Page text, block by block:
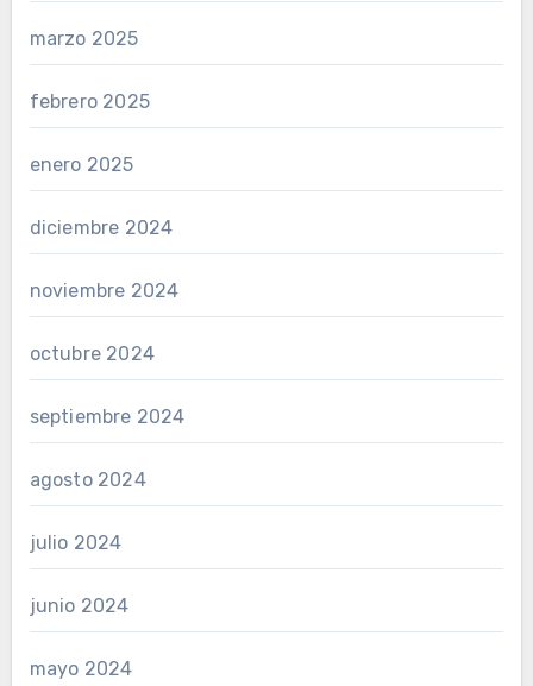
marzo 2025
febrero 2025
enero 2025
diciembre 2024
noviembre 2024
octubre 2024
septiembre 2024
agosto 2024
julio 2024
junio 2024
mayo 2024